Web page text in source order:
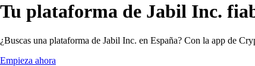
Tu plataforma de Jabil Inc.
¿Buscas una plataforma de Jabil Inc. en España? Con la app de
Empieza ahora